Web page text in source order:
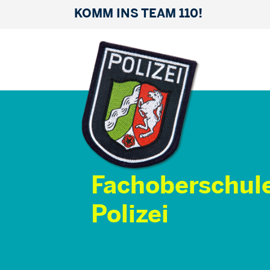
KOMM INS TEAM 110!
Polizei